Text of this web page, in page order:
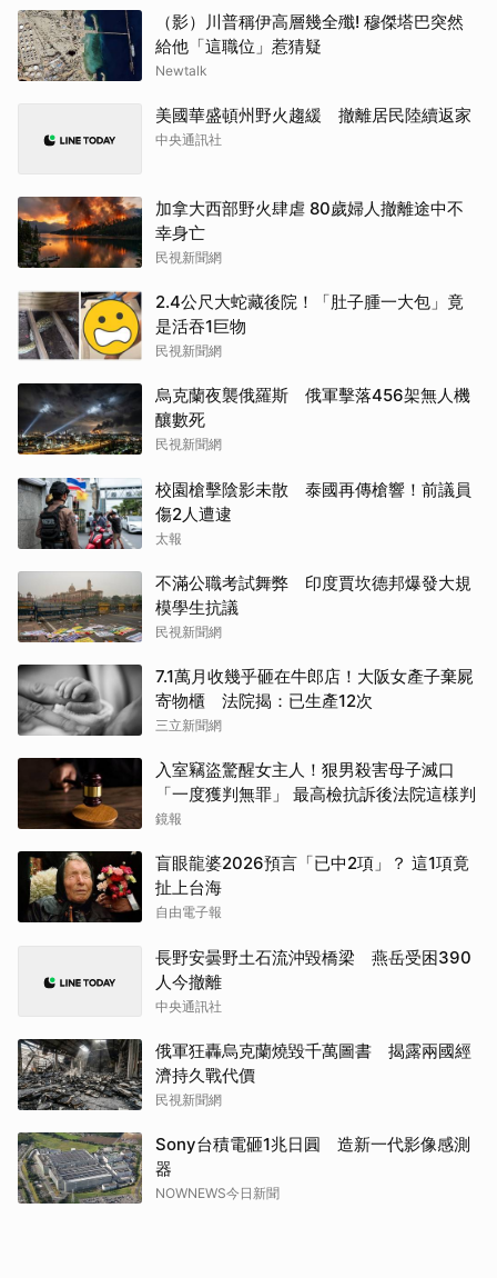
（影）川普稱伊高層幾全殲! 穆傑塔巴突然
給他「這職位」惹猜疑
Newtalk
美國華盛頓州野火趨緩 撤離居民陸續返家
中央通訊社
加拿大西部野火肆虐 80歲婦人撤離途中不
幸身亡
民視新聞網
2.4公尺大蛇藏後院！「肚子腫一大包」竟
是活吞1巨物
民視新聞網
烏克蘭夜襲俄羅斯 俄軍擊落456架無人機
釀數死
民視新聞網
校園槍擊陰影未散 泰國再傳槍響！前議員
傷2人遭逮
太報
不滿公職考試舞弊 印度賈坎德邦爆發大規
模學生抗議
民視新聞網
7.1萬月收幾乎砸在牛郎店！大阪女產子棄屍
寄物櫃 法院揭：已生產12次
三立新聞網
入室竊盜驚醒女主人！狠男殺害母子滅口
「一度獲判無罪」 最高檢抗訴後法院這樣判
鏡報
盲眼龍婆2026預言「已中2項」？ 這1項竟
扯上台海
自由電子報
長野安曇野土石流沖毀橋梁 燕岳受困390
人今撤離
中央通訊社
俄軍狂轟烏克蘭燒毀千萬圖書 揭露兩國經
濟持久戰代價
民視新聞網
Sony台積電砸1兆日圓 造新一代影像感測
器
NOWNEWS今日新聞